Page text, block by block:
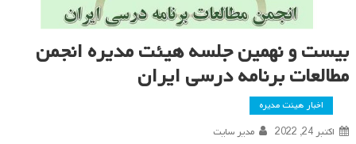
بیست و نهمین جلسه هیئت مدیره انجمن
مطالعات برنامه درسی ایران
اخبار هیئت مدیره
اکتبر 24, 2022 مدیر سایت